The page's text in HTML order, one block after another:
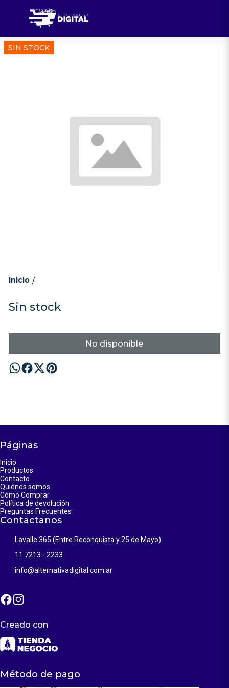
SIN STOCK
Inicio /
Sin stock
No disponible
Páginas
Inicio
Productos
Contacto
Quiénes somos
Cómo Comprar
Política de devolución
Preguntas Frecuentes
Contactanos
Lavalle 365 (Entre Reconquista y 25 de Mayo)
11 7213 - 2233
info@alternativadigital.com.ar
Creado con
Método de pago